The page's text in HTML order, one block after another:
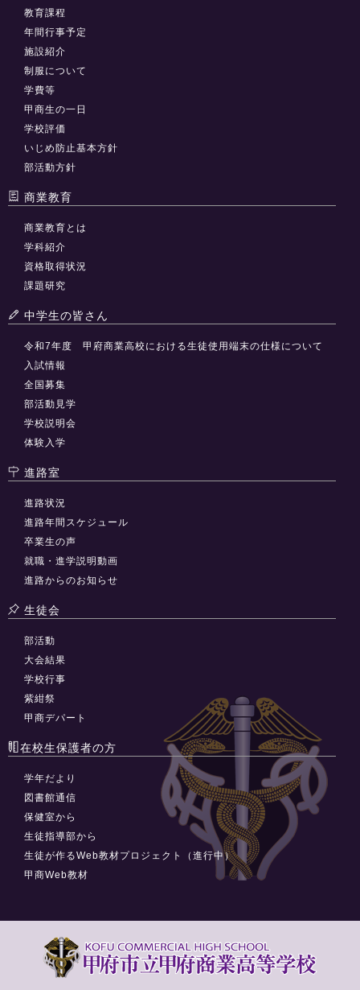
教育課程
年間行事予定
施設紹介
制服について
学費等
甲商生の一日
学校評価
いじめ防止基本方針
部活動方針
商業教育
商業教育とは
学科紹介
資格取得状況
課題研究
中学生の皆さん
令和7年度 甲府商業高校における生徒使用端末の仕様について
入試情報
全国募集
部活動見学
学校説明会
体験入学
進路室
進路状況
進路年間スケジュール
卒業生の声
就職・進学説明動画
進路からのお知らせ
生徒会
部活動
大会結果
学校行事
紫紺祭
甲商デパート
在校生保護者の方
学年だより
図書館通信
保健室から
生徒指導部から
生徒が作るWeb教材プロジェクト（進行中）
甲商Web教材